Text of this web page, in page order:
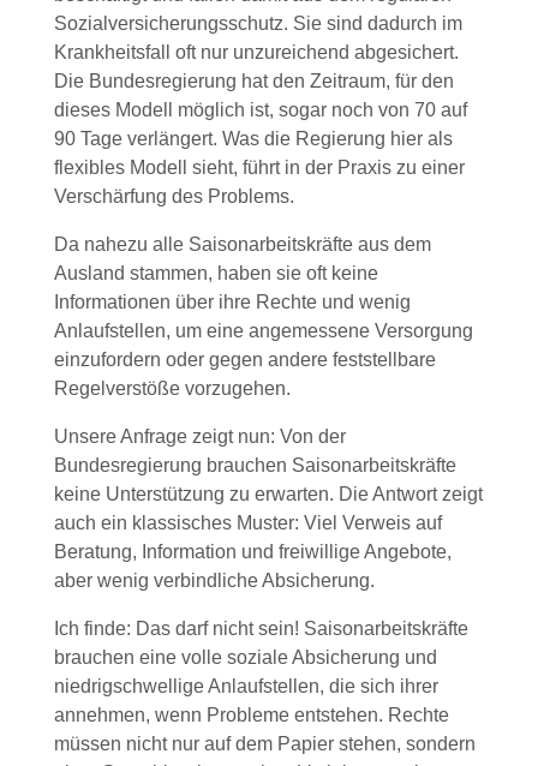
Sozialversicherungsschutz. Sie sind dadurch im
Krankheitsfall oft nur unzureichend abgesichert.
Die Bundesregierung hat den Zeitraum, für den
dieses Modell möglich ist, sogar noch von 70 auf
90 Tage verlängert. Was die Regierung hier als
flexibles Modell sieht, führt in der Praxis zu einer
Verschärfung des Problems.
Da nahezu alle Saisonarbeitskräfte aus dem
Ausland stammen, haben sie oft keine
Informationen über ihre Rechte und wenig
Anlaufstellen, um eine angemessene Versorgung
einzufordern oder gegen andere feststellbare
Regelverstöße vorzugehen.
Unsere Anfrage zeigt nun: Von der
Bundesregierung brauchen Saisonarbeitskräfte
keine Unterstützung zu erwarten. Die Antwort zeigt
auch ein klassisches Muster: Viel Verweis auf
Beratung, Information und freiwillige Angebote,
aber wenig verbindliche Absicherung.
Ich finde: Das darf nicht sein! Saisonarbeitskräfte
brauchen eine volle soziale Absicherung und
niedrigschwellige Anlaufstellen, die sich ihrer
annehmen, wenn Probleme entstehen. Rechte
müssen nicht nur auf dem Papier stehen, sondern